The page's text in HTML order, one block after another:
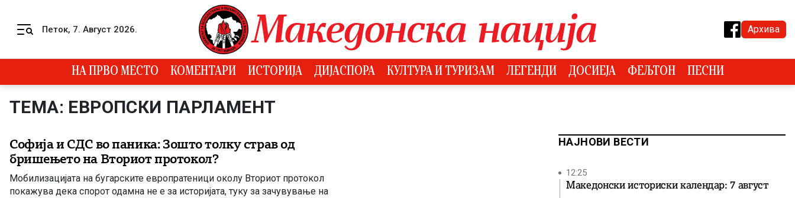
Петок, 7. Август 2026. Архива
НА ПРВО МЕСТО КОМЕНТАРИ ИСТОРИЈА ДИЈАСПОРА КУЛТУРА И ТУРИЗАМ ЛЕГЕНДИ ДОСИЕЈА ФЕЉТОН ПЕСНИ
ТЕМА: ЕВРОПСКИ ПАРЛАМЕНТ
Софија и СДС во паника: Зошто толку страв од
бришењето на Вториот протокол?
Мобилизацијата на бугарските европратеници околу Вториот протокол
покажува дека спорот одамна не е за историјата, туку за зачувување на
НАЈНОВИ ВЕСТИ
12:25
Македонски историски календар: 7 август